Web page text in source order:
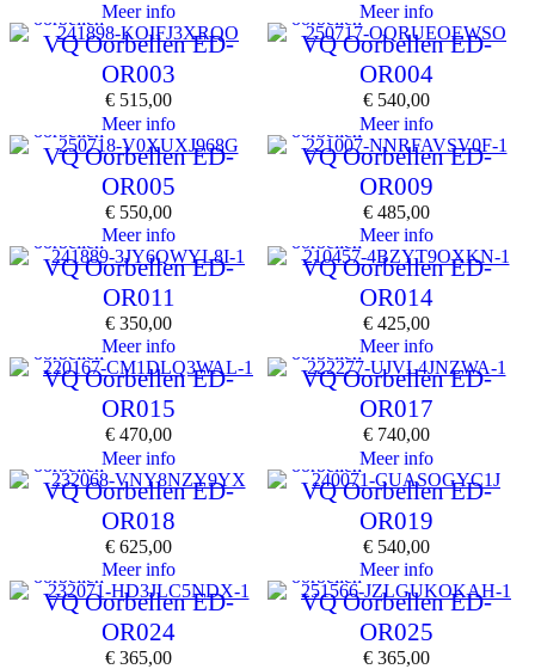
Meer info
Meer info
oorbellen
VQ Oorbellen ED-
OR003
€ 515,00
Meer info
oorbellen
VQ Oorbellen ED-
OR004
€ 540,00
Meer info
oorbellen
VQ Oorbellen ED-
OR005
€ 550,00
Meer info
oorbellen
VQ Oorbellen ED-
OR009
€ 485,00
Meer info
oorbellen
VQ Oorbellen ED-
OR011
€ 350,00
Meer info
oorbellen
VQ Oorbellen ED-
OR014
€ 425,00
Meer info
oorbellen
VQ Oorbellen ED-
OR015
€ 470,00
Meer info
oorbellen
VQ Oorbellen ED-
OR017
€ 740,00
Meer info
oorbellen
VQ Oorbellen ED-
OR018
€ 625,00
Meer info
oorbellen
VQ Oorbellen ED-
OR019
€ 540,00
Meer info
oorbellen
VQ Oorbellen ED-
OR024
€ 365,00
oorbellen
VQ Oorbellen ED-
OR025
€ 365,00